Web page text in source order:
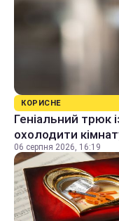
КОРИСНЕ
Геніальний трюк
охолодити
06 серпня 2026, 16:19